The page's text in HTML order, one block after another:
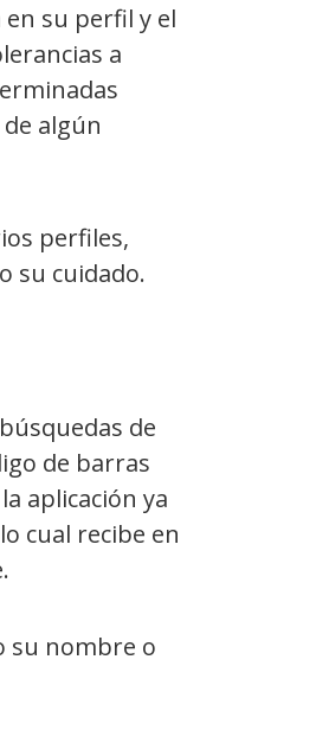
su perfil y el
a
algún
perfiles,
su cuidado.
de
de barras
aplicación ya
cual recibe en
su nombre o